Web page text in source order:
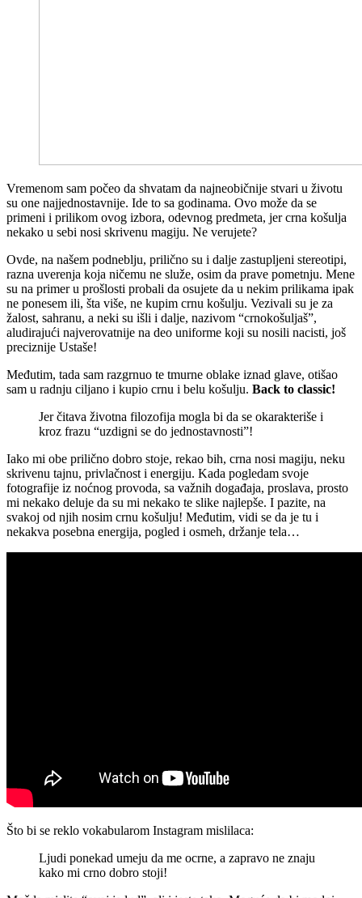
Vremenom sam počeo da shvatam da najneobičnije stvari u životu
su one najjednostavnije. Ide to sa godinama. Ovo može da se
primeni i prilikom ovog izbora, odevnog predmeta, jer crna košulja
nekako u sebi nosi skrivenu magiju. Ne verujete?
Ovde, na našem podneblju, prilično su i dalje zastupljeni stereotipi,
razna uverenja koja ničemu ne služe, osim da prave pometnju. Mene
su na primer u prošlosti probali da osujete da u nekim prilikama ipak
ne ponesem ili, šta više, ne kupim crnu košulju. Vezivali su je za
žalost, sahranu, a neki su išli i dalje, nazivom “crnokošuljaš”,
aludirajući najverovatnije na deo uniforme koji su nosili nacisti, još
preciznije Ustaše!
Međutim, tada sam razgrnuo te tmurne oblake iznad glave, otišao
sam u radnju ciljano i kupio crnu i belu košulju. Back to classic!
Jer čitava životna filozofija mogla bi da se okarakteriše i
kroz frazu “uzdigni se do jednostavnosti”!
Iako mi obe prilično dobro stoje, rekao bih, crna nosi magiju, neku
skrivenu tajnu, privlačnost i energiju. Kada pogledam svoje
fotografije iz noćnog provoda, sa važnih događaja, proslava, prosto
mi nekako deluje da su mi nekako te slike najlepše. I pazite, na
svakoj od njih nosim crnu košulju! Međutim, vidi se da je tu i
nekakva posebna energija, pogled i osmeh, držanje tela…
Što bi se reklo vokabularom Instagram mislilaca:
Ljudi ponekad umeju da me ocrne, a zapravo ne znaju
kako mi crno dobro stoji!